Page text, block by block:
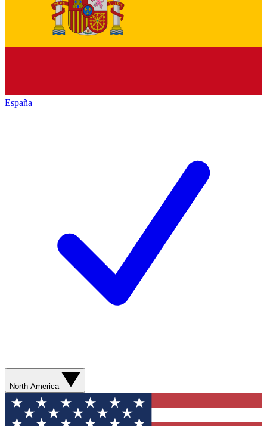
España
North America